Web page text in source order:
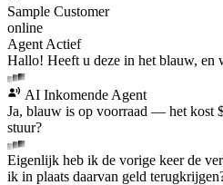
Sample Customer
online
Agent Actief
Hallo! Heeft u deze in het blauw, en
AI Inkomende Agent
Ja, blauw is op voorraad — het kost
stuur?
Eigenlijk heb ik de vorige keer de
ik in plaats daarvan geld